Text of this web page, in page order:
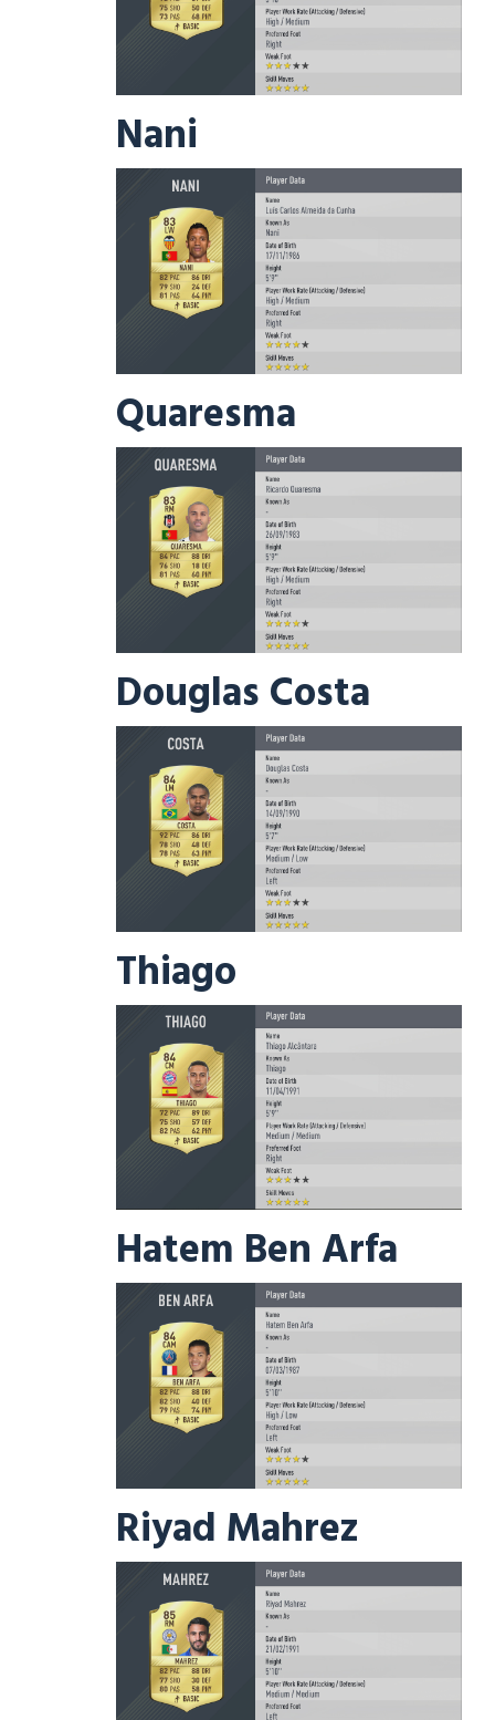
Nani
Quaresma
Douglas Costa
Thiago
Hatem Ben Arfa
Riyad Mahrez